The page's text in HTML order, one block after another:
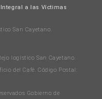
a las Víctimas
San Cayetano.
logístico San Cayetano.
del Café. Código Postal:
Gobierno de